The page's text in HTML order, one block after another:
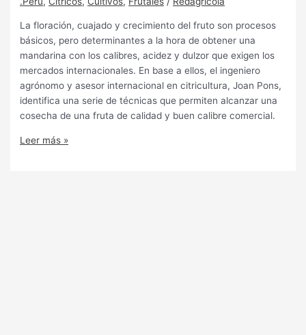
La floración, cuajado y crecimiento del fruto son procesos
básicos, pero determinantes a la hora de obtener una
mandarina con los calibres, acidez y dulzor que exigen los
mercados internacionales. En base a ellos, el ingeniero
agrónomo y asesor internacional en citricultura, Joan Pons,
identifica una serie de técnicas que permiten alcanzar una
cosecha de una fruta de calidad y buen calibre comercial.
Leer más »